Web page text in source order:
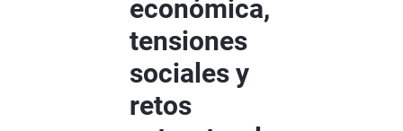
económica,
tensiones
sociales y
retos